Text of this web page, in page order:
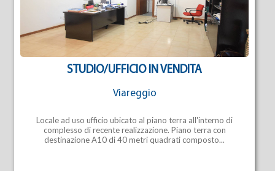
STUDIO/UFFICIO IN VENDITA
Viareggio
Locale ad uso ufficio ubicato al piano terra all'interno di
complesso di recente realizzazione. Piano terra con
destinazione A10 di 40 metri quadrati composto...